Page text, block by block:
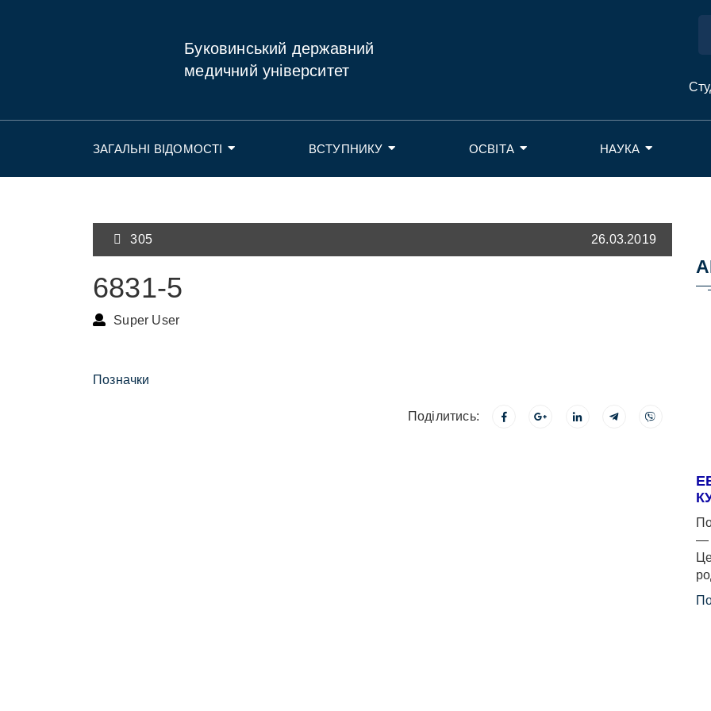
Буковинський державний
медичний університет
ЗАГАЛЬНІ ВІДОМОСТІ ВСТУПНИКУ ОСВІТА НАУКА
305 26.03.2019
6831-5
Super User
Позначки
Поділитись:
—